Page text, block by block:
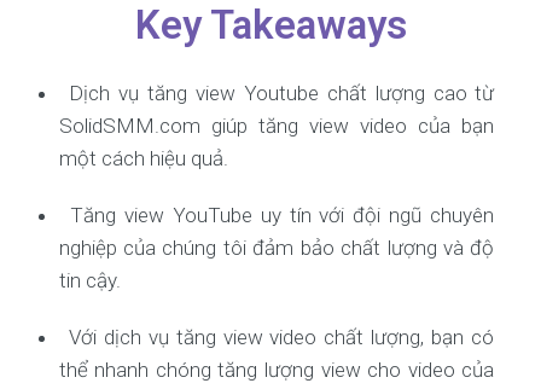
Key Takeaways
Dịch vụ tăng view Youtube chất lượng cao từ
SolidSMM.com giúp tăng view video của bạn
một cách hiệu quả.
Tăng view YouTube uy tín với đội ngũ chuyên
nghiệp của chúng tôi đảm bảo chất lượng và độ
tin cậy.
Với dịch vụ tăng view video chất lượng, bạn có
thể nhanh chóng tăng lượng view cho video của